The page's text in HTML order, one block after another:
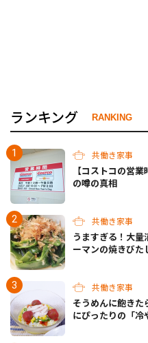
ランキング RANKING
共働き家事
【コストコの営
の噂の真相
共働き家事
うますぎる！大
ーマンの焼きびた
共働き家事
そうめんに飽き
にぴったりの「冷